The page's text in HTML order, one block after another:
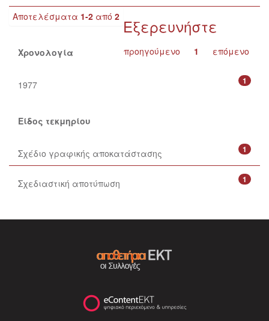
Αποτελέσματα 1-2 από 2
προηγούμενο 1 επόμενο
Εξερευνήστε
Χρονολογία
1
1977
Είδος τεκμηρίου
1
Σχέδιο γραφικής αποκατάστασης
1
Σχεδιαστική αποτύπωση